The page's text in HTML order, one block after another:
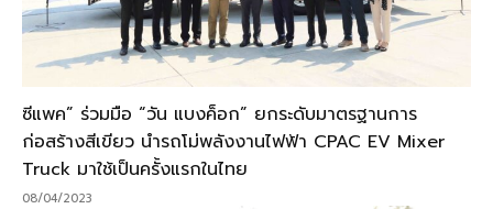
ซีแพค” ร่วมมือ “วัน แบงค็อก” ยกระดับมาตรฐานการ
ก่อสร้างสีเขียว นำรถโม่พลังงานไฟฟ้า CPAC EV Mixer
Truck มาใช้เป็นครั้งแรกในไทย
08/04/2023